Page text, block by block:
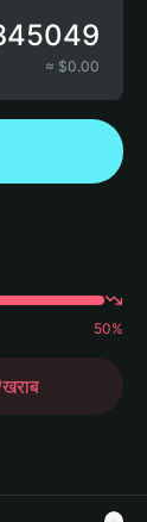
≈ $0.00
50%
खराब